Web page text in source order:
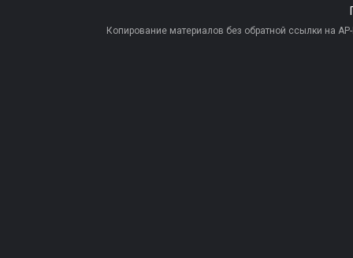
Копирование материалов без обратной ссылки на